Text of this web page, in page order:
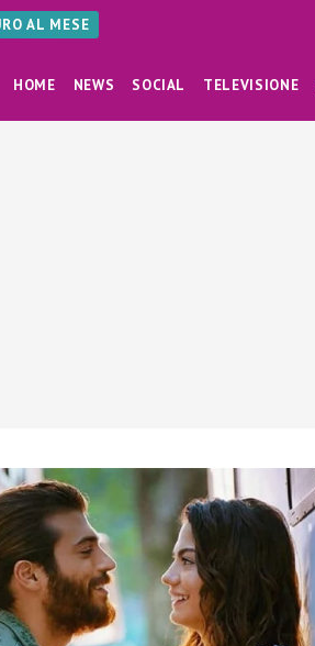
AL MESE
HOME NEWS SOCIAL TELEVISIONE